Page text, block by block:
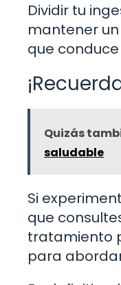
Dividir tu
mantener
que
Quizás
saludable
Si
que
tratamiento
para